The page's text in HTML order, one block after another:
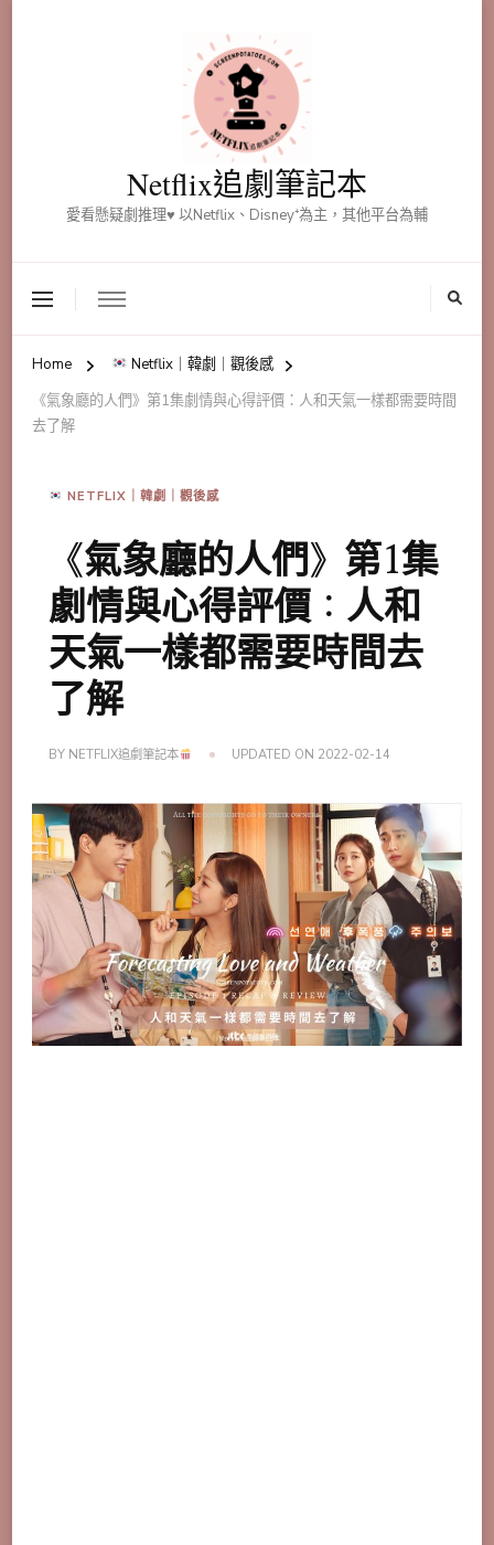
Netflix追劇筆記本
愛看懸疑劇推理♥ 以Netflix、Disney⁺為主，其他平台為輔
Home
Netflix｜韓劇｜觀後感
《氣象廳的人們》第1集劇情與心得評價：人和天氣一樣都需要時間
去了解
NETFLIX｜韓劇｜觀後感
《氣象廳的人們》第1集
劇情與心得評價：人和
天氣一樣都需要時間去
了解
BY NETFLIX追劇筆記本 UPDATED ON 2022-02-14